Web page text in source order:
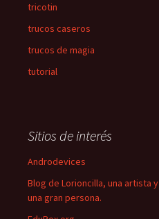
tricotin
trucos caseros
trucos de magia
tutorial
Sitios de interés
Androdevices
Blog de Lorioncilla, una artista y
una gran persona.